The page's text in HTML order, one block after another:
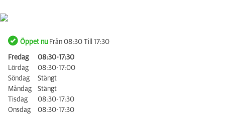
Öppet nu Från 08:30 Till 17:30
Fredag
08:30-17:30
Lördag
08:30-17:00
Söndag
Stängt
Måndag
Stängt
Tisdag
08:30-17:30
Onsdag
08:30-17:30